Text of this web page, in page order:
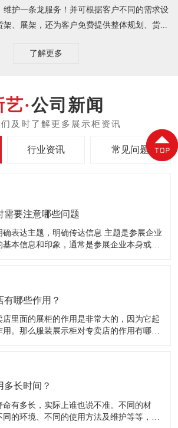
维护一条龙服务！并可根据客户不同的需求设
架、展架，还为客户免费提供整体规划、货...
了解更多
公司新闻
行业资讯 常见问题
需要注意哪些问题
题，明确传达信息 主题是参展企业
本信息和印象，通常是参展企业本身或产
有哪些作用？
里面的展柜的作用是非常大的，因为它起
。那么服装展示柜对专卖店的作用有哪些
的风采展现在消费者面前，使消费者对商
多长时间？
命有多长，实际上谁也说不准。不同的材
的环境、不同的使用方法及维护等等，都